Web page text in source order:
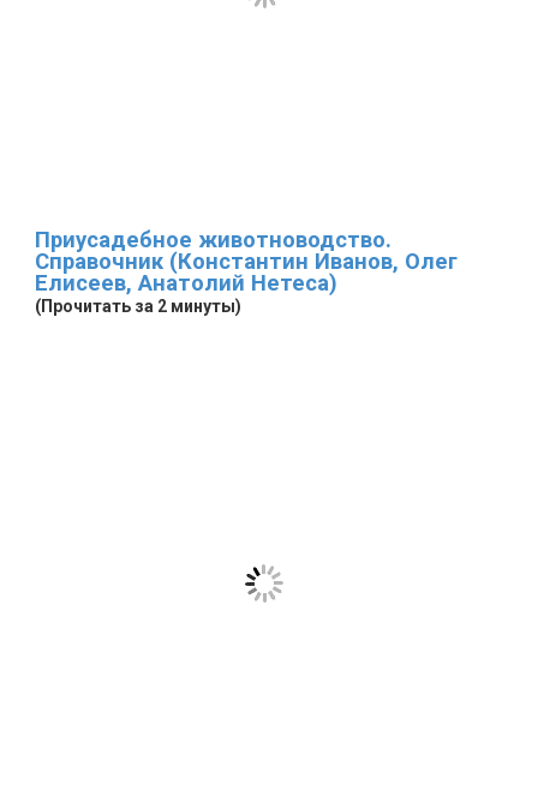
Приусадебное животноводство.
Справочник (Константин Иванов, Олег
Елисеев, Анатолий Нетеса)
(Прочитать за 2 минуты)